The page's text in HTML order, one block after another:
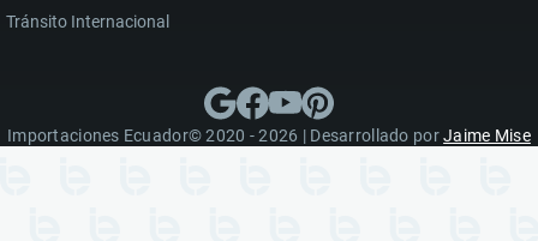
Tránsito Internacional
Importaciones Ecuador© 2020 - 2026 | Desarrollado porJaime Mise